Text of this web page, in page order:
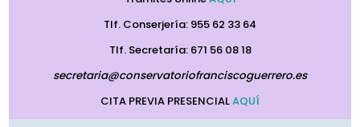
Tlf. Conserjería: 955 62 33 64
Tlf. Secretaría: 671 56 08 18
secretaria@conservatoriofranciscoguerrero.es
CITA PREVIA PRESENCIALAQUÍ